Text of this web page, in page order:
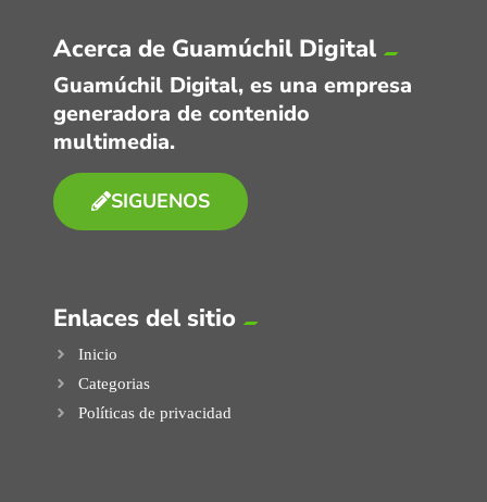
Acerca de Guamúchil Digital
Guamúchil Digital, es una empresa
generadora de contenido
multimedia.
SIGUENOS
Enlaces del sitio
Inicio
Categorias
Políticas de privacidad